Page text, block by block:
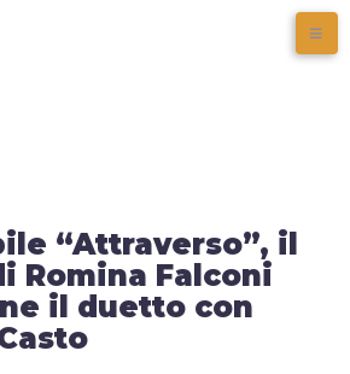
“Attraverso”, il
Romina Falconi
il duetto con